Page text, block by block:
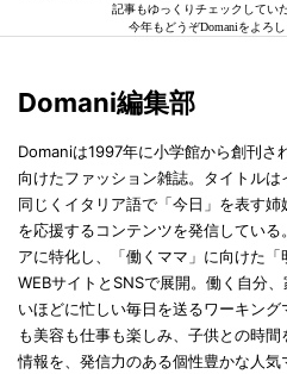
記事もゆっくりチェックしてい
今年もどうぞDomaniをよろ
Domani編集部
Domaniは1997年に小学館から創刊さ
向けたファッション雑誌。タイトルは
同じくイタリア語で「今日」を表す
を応援するコンテンツを発信してい
アに特化し、「働くママ」に向けた
WEBサイトとSNSで展開。働く自分
いほどに忙しい毎日を送るワーキン
も美容も仕事も楽しみ、子供との時
情報を、発信力のある個性豊かな人